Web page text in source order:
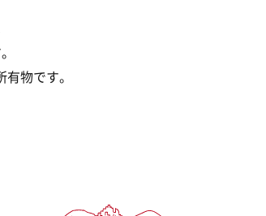
物です。